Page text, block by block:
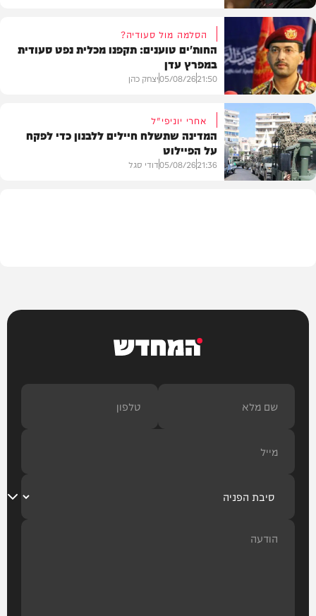
תוכן שיווקי
צבא וביטחון
הסלמה מול סעודיה?
החות'ים טוענים: תקפנו מכלית נפט סעודית
במפרץ עדן
21:50
05/08/26יצחק כהן
אחרי יוניפי"ל
המדינה שתשלח חיילים ללבנון כדי לפקח
על הפיילוט
21:36
05/08/26דודי סגל
המחדש